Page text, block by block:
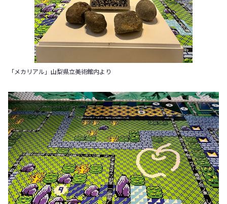
「メカリアル」山梨県立美術館内より